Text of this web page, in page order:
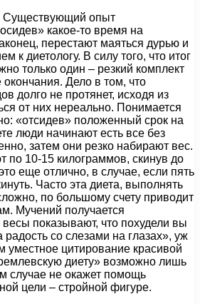
Существующий опыт
какое-то время на
перестают маяться дурью и
к диетологу. В силу того, что итог
только один – резкий комплект
Дело в том, что
долго не протянет, исходя из
от них нереально. Понимается
«отсидев» положенный срок на
люди начинают есть все без
затем они резко набирают вес.
по 10-15 килограммов, скинув до
еще отлично, в случае, если пять
Часто эта диета, выполнять
по большому счету приводит
Мучений получается
показывают, что похудели вы
радость со слезами на глазах», уж
уместное цитирование красивой
диету» возможно лишь
случае не окажет помощь
цели – стройной фигуре.